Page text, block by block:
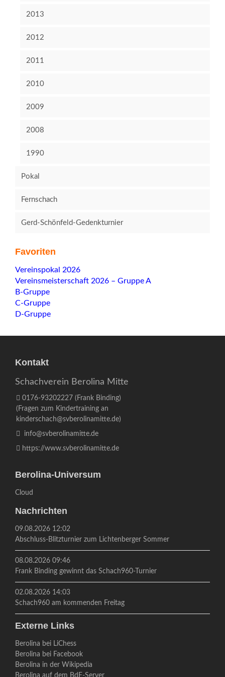
2013
2012
2011
2010
2009
2008
1990
Pokal
Fernschach
Gerd-Schönfeld-Gedenkturnier
Favoriten
Navigation
überspringen
Vereinspokal 2026
Vereinsmeisterschaft 2026 – Gruppe A
B-Gruppe
C-Gruppe
D-Gruppe
Kontakt
Schachverein Berolina Mitte
0176-93202227 (Frank Binding)
(Fragen zum Kindertraining an
kinderschach@svberolinamitte.de)
info@svberolinamitte.de
https://www.svberolinamitte.de
Berolina-Universum
Cloud
Nachrichten
09.08.2026 12:02
Abschluss-Blitzturnier zum Lichtenberger Sommer
08.08.2026 09:46
Frank Binding gewinnt das Schach960-Turnier
02.08.2026 14:03
Schach960 am kommenden Freitag
Externe Links
Berolina bei LiChess
Berolina bei Facebook
Berolina in der Wikipedia
Berolina auf dem BdF-Server